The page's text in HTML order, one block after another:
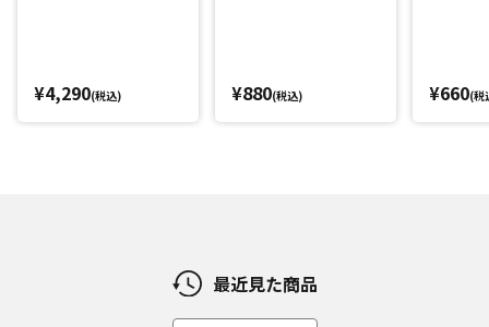
¥4,290(税込) ¥880(税込) ¥660(税
最近見た商品